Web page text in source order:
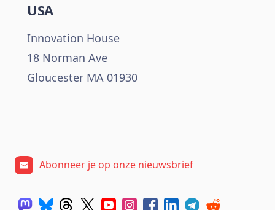
USA
Innovation House
18 Norman Ave
Gloucester MA 01930
Abonneer je op onze nieuwsbrief